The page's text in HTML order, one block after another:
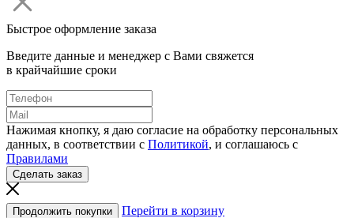
Быстрое оформление заказа
Введите данные и менеджер с Вами свяжется
в крайчайшие сроки
Нажимая кнопку, я даю согласие на обработку персональных
данных, в соответствии с Политикой, и соглашаюсь с
Правилами
Сделать заказ
Продолжить покупки Перейти в корзину